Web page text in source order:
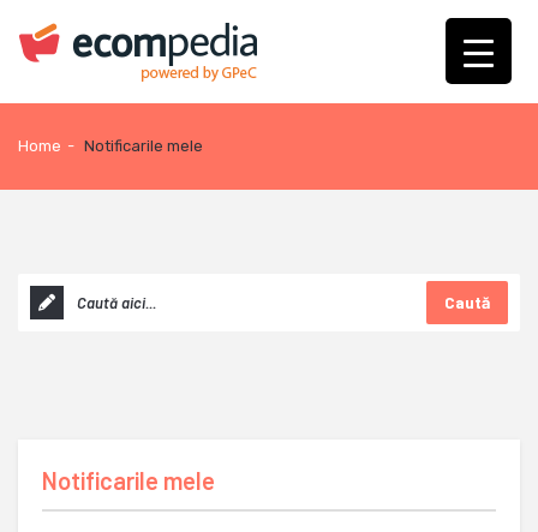
Home - Notificarile mele
Caută
Notificarile mele